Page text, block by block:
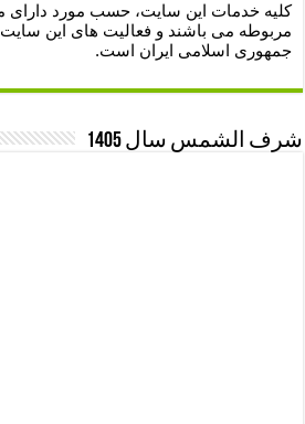
کلیه خدمات این سایت، حسب مورد دارای
مربوطه می باشند و فعالیت های این سایت
جمهوری اسلامی ایران است.
شرف الشمس سال 1405